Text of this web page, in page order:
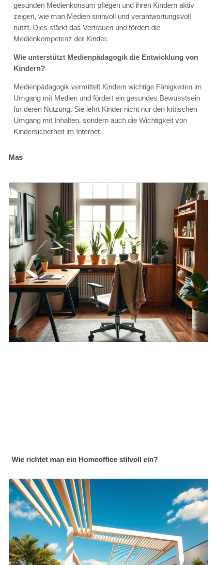
gesunden Medienkonsum pflegen und ihren Kindern aktiv
zeigen, wie man Medien sinnvoll und verantwortungsvoll
nutzt. Dies stärkt das Vertrauen und fördert die
Medienkompetenz der Kinder.
Wie unterstützt Medienpädagogik die Entwicklung von
Kindern?
Medienpädagogik vermittelt Kindern wichtige Fähigkeiten im
Umgang mit Medien und fördert ein gesundes Bewusstsein
für deren Nutzung. Sie lehrt Kinder nicht nur den kritischen
Umgang mit Inhalten, sondern auch die Wichtigkeit von
Kindersicherheit im Internet.
Mas
Wie richtet man ein Homeoffice stilvoll ein?